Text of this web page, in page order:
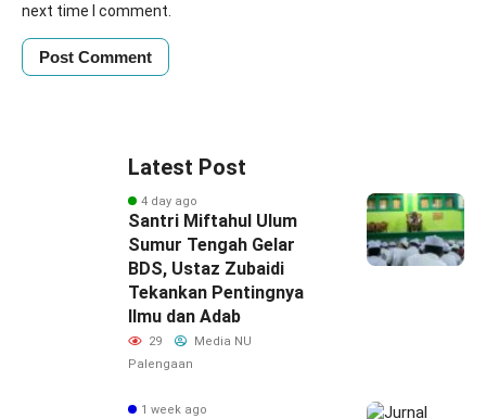
next time I comment.
Latest Post
4 day ago
Santri Miftahul Ulum
Sumur Tengah Gelar
BDS, Ustaz Zubaidi
Tekankan Pentingnya
Ilmu dan Adab
29
Media NU
Palengaan
1 week ago